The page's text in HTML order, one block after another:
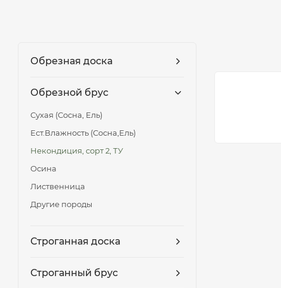
Обрезная доска
Обрезной брус
Сухая (Сосна, Ель)
Ест.Влажность (Сосна,Ель)
Некондиция, сорт 2, ТУ
Осина
Лиственница
Другие породы
Строганная доска
Строганный брус